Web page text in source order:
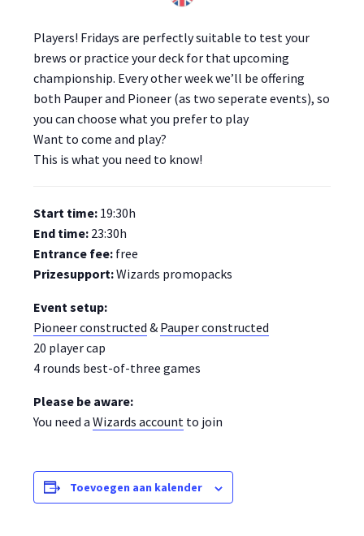
Players! Fridays are perfectly suitable to test your
brews or practice your deck for that upcoming
championship. Every other week we’ll be offering
both Pauper and Pioneer (as two seperate events), so
you can choose what you prefer to play
Want to come and play?
This is what you need to know!
Start time: 19:30h
End time: 23:30h
Entrance fee: free
Prizesupport:Wizards promopacks
Event setup:
Pioneer constructed & Pauper constructed
20 player cap
4 rounds best-of-three games
Please be aware:
You need a Wizards account to join
Toevoegen aan kalender